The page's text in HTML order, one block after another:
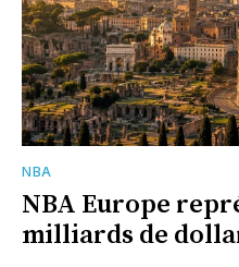
NBA
NBA Europe
milliards de